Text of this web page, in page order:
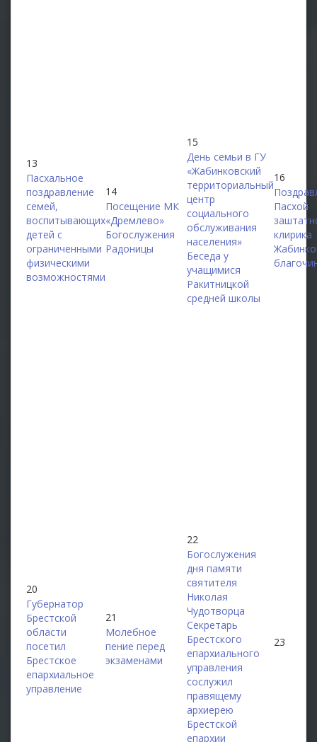
13
Пасхальное
поздравление
семей,
воспитывающих
детей с
ограниченными
физическими
возможностями
14
Посещение МК
«Дремлево»
Богослужения
Радоницы
15
День семьи в ГУ
«Жабинковский
территориальный
центр
социального
обслуживания
населения»
Беседа у
учащимися
Ракитницкой
средней школы
16
Пасхой
клирика
20
Губернатор
Брестской
области
посетил
Брестское
епархиальное
управление
21
Молебное
пение перед
экзаменами
22
Богослужения
дня памяти
святителя
Николая
Чудотворца
Секретарь
Брестского
епархиального
управления
сослужил
правящему
архиерею
Брестской
епархии
23